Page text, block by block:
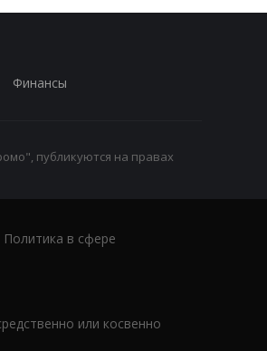
Финансы
публикуются на правах
Политика в сфере
или косвенно